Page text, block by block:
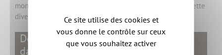
monoparentales. L'offre de logements devra s’adapter à cette
diversité croissante des besoins.
Des objectifs globalement atteints,
dans un contexte pourtant
Ce site utilise des cookies et
vous donne le contrôle sur ceux
que vous souhaitez activer